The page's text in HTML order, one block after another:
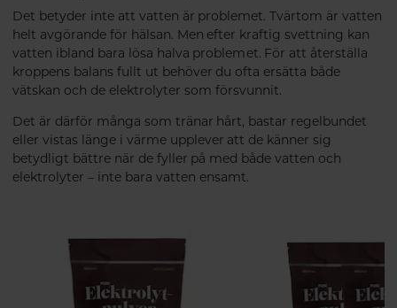
Det betyder inte att vatten är problemet. Tvärtom är vatten
helt avgörande för hälsan. Men efter kraftig svettning kan
vatten ibland bara lösa halva problemet. För att återställa
kroppens balans fullt ut behöver du ofta ersätta både
vätskan och de elektrolyter som försvunnit.
Det är därför många som tränar hårt, bastar regelbundet
eller vistas länge i värme upplever att de känner sig
betydligt bättre när de fyller på med både vatten och
elektrolyter – inte bara vatten ensamt.